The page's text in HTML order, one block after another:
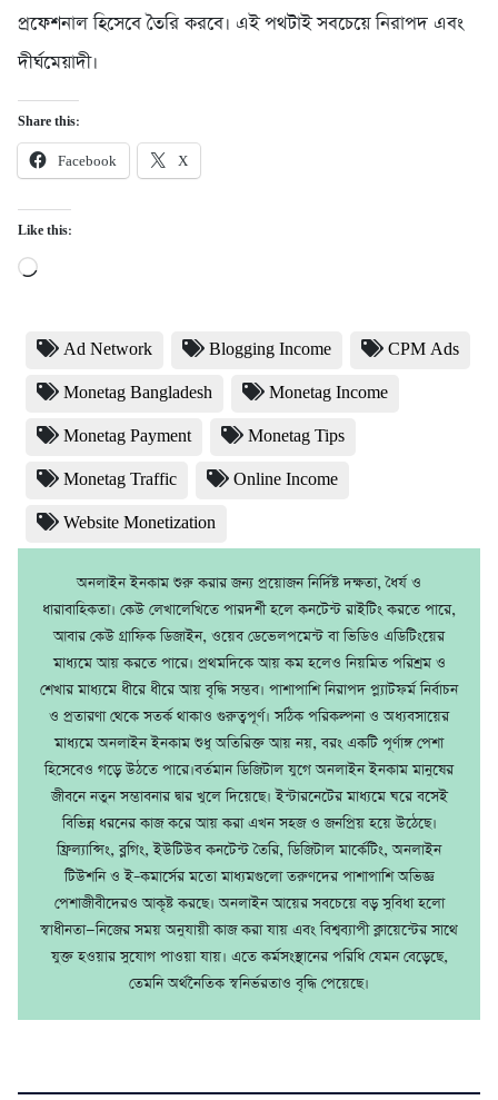
প্রফেশনাল হিসেবে তৈরি করবে। এই পথটাই সবচেয়ে নিরাপদ এবং
দীর্ঘমেয়াদী।
Share this:
Facebook X
Like this:
Loading…
Ad Network Blogging Income CPM Ads
Monetag Bangladesh Monetag Income
Monetag Payment Monetag Tips
Monetag Traffic Online Income
Website Monetization
অনলাইন ইনকাম শুরু করার জন্য প্রয়োজন নির্দিষ্ট দক্ষতা, ধৈর্য ও
ধারাবাহিকতা। কেউ লেখালেখিতে পারদর্শী হলে কনটেন্ট রাইটিং করতে পারে,
আবার কেউ গ্রাফিক ডিজাইন, ওয়েব ডেভেলপমেন্ট বা ভিডিও এডিটিংয়ের
মাধ্যমে আয় করতে পারে। প্রথমদিকে আয় কম হলেও নিয়মিত পরিশ্রম ও
শেখার মাধ্যমে ধীরে ধীরে আয় বৃদ্ধি সম্ভব। পাশাপাশি নিরাপদ প্ল্যাটফর্ম নির্বাচন
ও প্রতারণা থেকে সতর্ক থাকাও গুরুত্বপূর্ণ। সঠিক পরিকল্পনা ও অধ্যবসায়ের
মাধ্যমে অনলাইন ইনকাম শুধু অতিরিক্ত আয় নয়, বরং একটি পূর্ণাঙ্গ পেশা
হিসেবেও গড়ে উঠতে পারে।বর্তমান ডিজিটাল যুগে অনলাইন ইনকাম মানুষের
জীবনে নতুন সম্ভাবনার দ্বার খুলে দিয়েছে। ইন্টারনেটের মাধ্যমে ঘরে বসেই
বিভিন্ন ধরনের কাজ করে আয় করা এখন সহজ ও জনপ্রিয় হয়ে উঠেছে।
ফ্রিল্যান্সিং, ব্লগিং, ইউটিউব কনটেন্ট তৈরি, ডিজিটাল মার্কেটিং, অনলাইন
টিউশনি ও ই–কমার্সের মতো মাধ্যমগুলো তরুণদের পাশাপাশি অভিজ্ঞ
পেশাজীবীদেরও আকৃষ্ট করছে। অনলাইন আয়ের সবচেয়ে বড় সুবিধা হলো
স্বাধীনতা—নিজের সময় অনুযায়ী কাজ করা যায় এবং বিশ্বব্যাপী ক্লায়েন্টের সাথে
যুক্ত হওয়ার সুযোগ পাওয়া যায়। এতে কর্মসংস্থানের পরিধি যেমন বেড়েছে,
তেমনি অর্থনৈতিক স্বনির্ভরতাও বৃদ্ধি পেয়েছে।